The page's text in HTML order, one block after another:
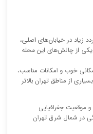
زیاد در خیابان‌های اصلی،
از چالش‌های این محله
خوب و امکانات مناسب،
از مناطق تهران بالاتر
موقعیت جغرافیایی
در شمال شرق تهران